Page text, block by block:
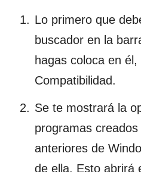
Lo primero que
buscador en la
hagas coloca en
Compatibilidad.
Se te mostrará la
programas
anteriores de
de ella. Esto abrirá